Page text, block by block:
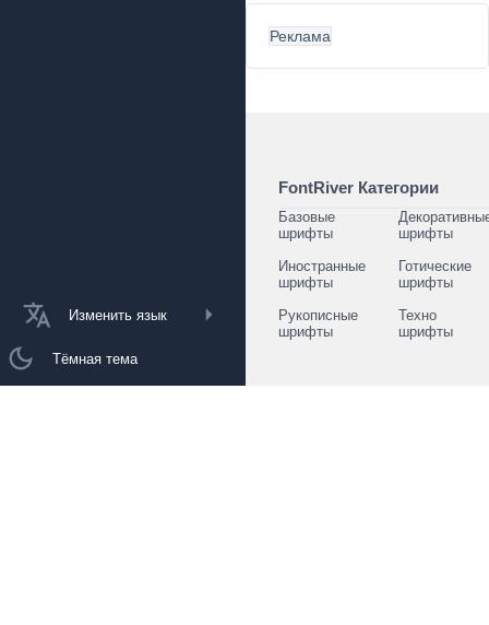
Изменить язык
Тёмная тема
Реклама
FontRiver Категории
Базовые
шрифты
шрифты
Иностранные
шрифты
Готические
шрифты
Рукописные
шрифты
Техно
шрифты